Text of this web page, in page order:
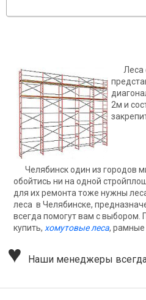
Леса
2м и
Челябинск один из городов
обойтись ни на одной
для их ремонта тоже нужны
леса в Челябинске,
всегда помогут вам с выбором.
купить, хомутовые леса, рамные
♥ Наши менеджеры всегда